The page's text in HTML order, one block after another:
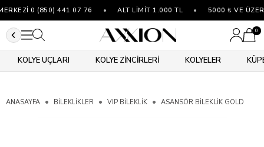
0 (850) 441 07 76 ALT LİMİT 1.000 TL 5000 ₺ VE ÜZERİ
0
KOLYE UÇLARI KOLYE ZİNCİRLERİ KOLYELER
ANASAYFA BİLEKLİKLER VIP BILEKLIK ASANSÖR BILEKLIK GOLD